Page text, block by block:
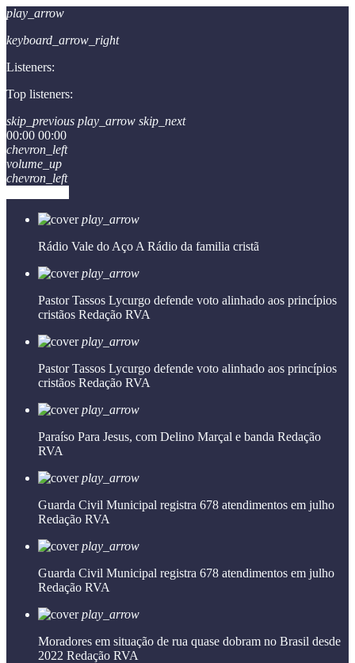
play_arrow
keyboard_arrow_right
Listeners:
Top listeners:
skip_previous play_arrow skip_next
00:00 00:00
chevron_left
volume_up
chevron_left
play_arrow
Rádio Vale do Aço A Rádio da familia cristã
play_arrow
Pastor Tassos Lycurgo defende voto alinhado aos princípios
cristãos Redação RVA
play_arrow
Pastor Tassos Lycurgo defende voto alinhado aos princípios
cristãos Redação RVA
play_arrow
Paraíso Para Jesus, com Delino Marçal e banda Redação
RVA
play_arrow
Guarda Civil Municipal registra 678 atendimentos em julho
Redação RVA
play_arrow
Guarda Civil Municipal registra 678 atendimentos em julho
Redação RVA
play_arrow
Moradores em situação de rua quase dobram no Brasil desde
2022 Redação RVA